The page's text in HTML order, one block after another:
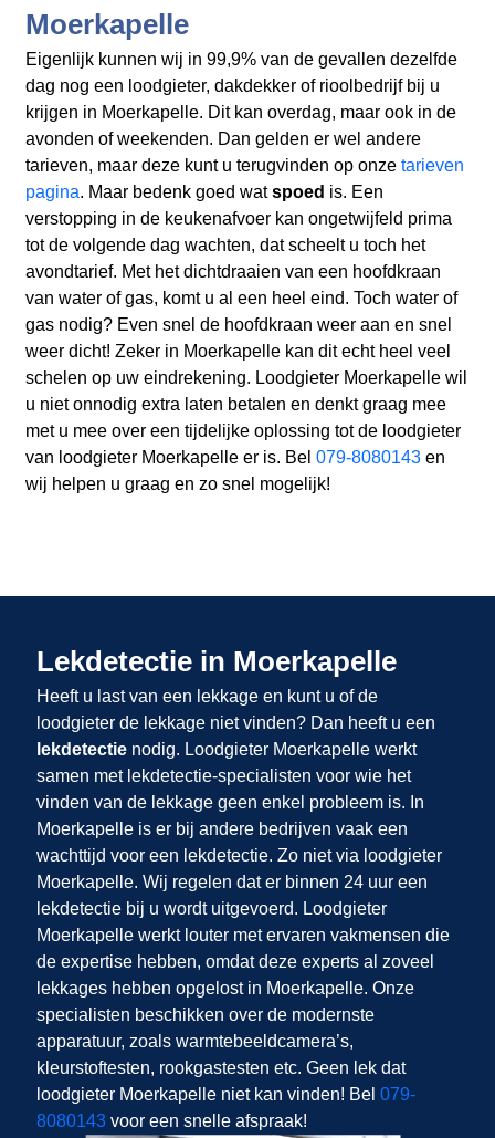
Moerkapelle
Eigenlijk kunnen wij in 99,9% van de gevallen dezelfde
dag nog een loodgieter, dakdekker of rioolbedrijf bij u
krijgen in Moerkapelle. Dit kan overdag, maar ook in de
avonden of weekenden. Dan gelden er wel andere
tarieven, maar deze kunt u terugvinden op onze tarieven
pagina. Maar bedenk goed watspoed is. Een
verstopping in de keukenafvoer kan ongetwijfeld prima
tot de volgende dag wachten, dat scheelt u toch het
avondtarief. Met het dichtdraaien van een hoofdkraan
van water of gas, komt u al een heel eind. Toch water of
gas nodig? Even snel de hoofdkraan weer aan en snel
weer dicht! Zeker in Moerkapelle kan dit echt heel veel
schelen op uw eindrekening. Loodgieter Moerkapelle wil
u niet onnodig extra laten betalen en denkt graag mee
met u mee over een tijdelijke oplossing tot de loodgieter
van loodgieter Moerkapelle er is. Bel 079-8080143en
wij helpen u graag en zo snel mogelijk!
Lekdetectie in Moerkapelle
Heeft u last van een lekkage en kunt u of de
loodgieter de lekkage niet vinden? Dan heeft u een
lekdetectienodig. Loodgieter Moerkapelle werkt
samen met lekdetectie-specialisten voor wie het
vinden van de lekkage geen enkel probleem is. In
Moerkapelle is er bij andere bedrijven vaak een
wachttijd voor een lekdetectie. Zo niet via loodgieter
Moerkapelle. Wij regelen dat er binnen 24 uur een
lekdetectie bij u wordt uitgevoerd. Loodgieter
Moerkapelle werkt louter met ervaren vakmensen die
de expertise hebben, omdat deze experts al zoveel
lekkages hebben opgelost in Moerkapelle. Onze
specialisten beschikken over de modernste
apparatuur, zoals warmtebeeldcamera’s,
kleurstoftesten, rookgastesten etc. Geen lek dat
loodgieter Moerkapelle niet kan vinden! Bel 079-
8080143voor een snelle afspraak!